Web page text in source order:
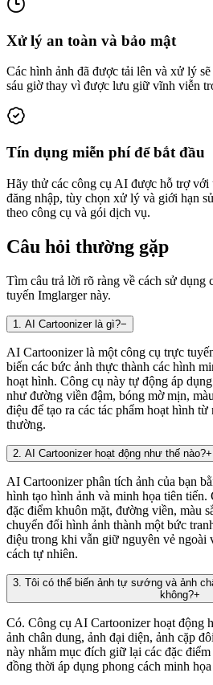
Xử lý an toàn và bảo mật
Các hình ảnh đã được tải lên và xử lý
sáu giờ thay vì được lưu giữ vĩnh viễn
Tín dụng miễn phí để bắt đầu
Hãy thử các công cụ AI được hỗ trợ với
đăng nhập, tùy chọn xử lý và giới hạn
theo công cụ và gói dịch vụ.
Câu hỏi thường gặp
Tìm câu trả lời rõ ràng về cách sử
tuyến Imglarger này.
1 AI Cartoonizer là gì?−
AI Cartoonizer là một công cụ trực
biến các bức ảnh thực thành các hình
hoạt hình. Công cụ này tự động áp
như đường viền đậm, bóng mờ mịn,
điệu để tạo ra các tác phẩm hoạt hình
thường.
2 AI Cartoonizer hoạt động như thế nào?+
AI Cartoonizer phân tích ảnh của bạn
hình tạo hình ảnh và minh họa tiên tiến.
đặc điểm khuôn mặt, đường viền, màu
chuyển đổi hình ảnh thành một bức
điệu trong khi vẫn giữ nguyên vẻ ngoài
cách tự nhiên.
3 Tôi có thể biến ảnh tự sướng và ảnh
không?+
Có. Công cụ AI Cartoonizer hoạt động
ảnh chân dung, ảnh đại diện, ảnh cặp
này nhằm mục đích giữ lại các đặc
đồng thời áp dụng phong cách minh